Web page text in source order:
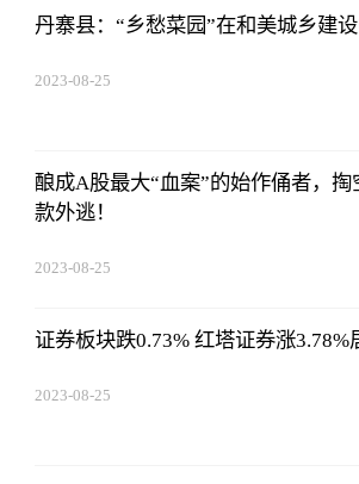
丹寨县：“乡愁菜园”在和美城乡建
2023-08-25
酿成A股最大“血案”的始作俑者，掏
款外逃！
2023-08-25
证券板块跌0.73% 红塔证券涨3.78%
2023-08-25